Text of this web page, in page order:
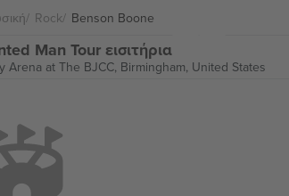
Rock Benson Boone
Man Tour εισιτήρια
Arena at The BJCC, Birmingham, United States